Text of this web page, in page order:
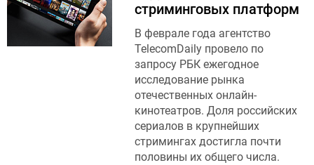
стриминговых платформ
В феврале года агентство
TelecomDaily провело по
запросу РБК ежегодное
исследование рынка
отечественных онлайн-
кинотеатров. Доля российских
сериалов в крупнейших
стримингах достигла почти
половины их общего числа.